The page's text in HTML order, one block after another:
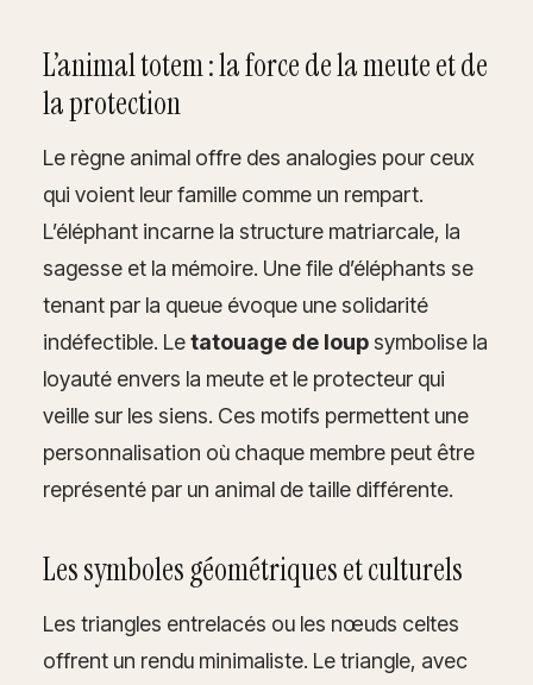
L’animal totem : la force de la meute et de
la protection
Le règne animal offre des analogies pour ceux
qui voient leur famille comme un rempart.
L’éléphant incarne la structure matriarcale, la
sagesse et la mémoire. Une file d’éléphants se
tenant par la queue évoque une solidarité
indéfectible. Letatouage de loupsymbolise la
loyauté envers la meute et le protecteur qui
veille sur les siens. Ces motifs permettent une
personnalisation où chaque membre peut être
représenté par un animal de taille différente.
Les symboles géométriques et culturels
Les triangles entrelacés ou les nœuds celtes
offrent un rendu minimaliste. Le triangle, avec